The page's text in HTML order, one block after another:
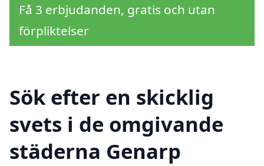
Få 3 erbjudanden, gratis och utan
förpliktelser
Sök efter en skicklig
svets i de omgivande
städerna Genarp